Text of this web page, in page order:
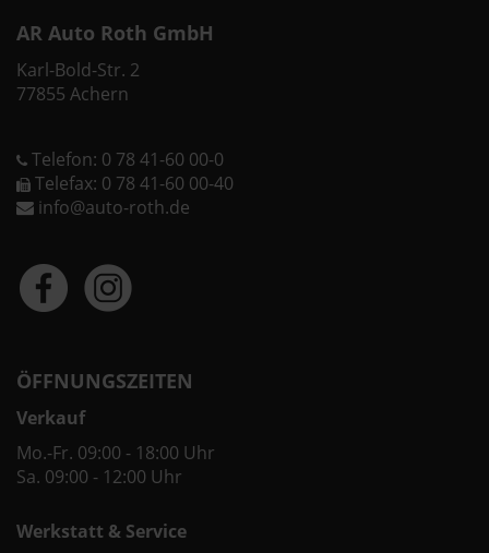
AR Auto Roth GmbH
Karl-Bold-Str. 2
77855 Achern
Telefon: 0 78 41-60 00-0
Telefax: 0 78 41-60 00-40
info@auto-roth.de
ÖFFNUNGSZEITEN
Verkauf
Mo.-Fr. 09:00 - 18:00 Uhr
Sa. 09:00 - 12:00 Uhr
Werkstatt & Service